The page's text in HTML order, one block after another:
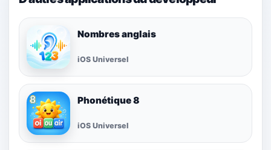
Nombres anglais
iOS Universel
Phonétique 8
iOS Universel